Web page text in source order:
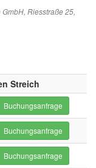
GmbH, Riesstraße 25,
Streich
Buchungsanfrage
Buchungsanfrage
Buchungsanfrage